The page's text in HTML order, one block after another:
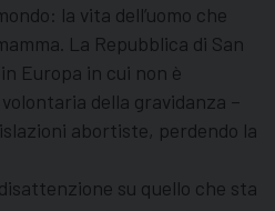
la vita dell’uomo che
La Repubblica di San
Europa in cui non è
della gravidanza –
abortiste, perdendo la
su quello che sta